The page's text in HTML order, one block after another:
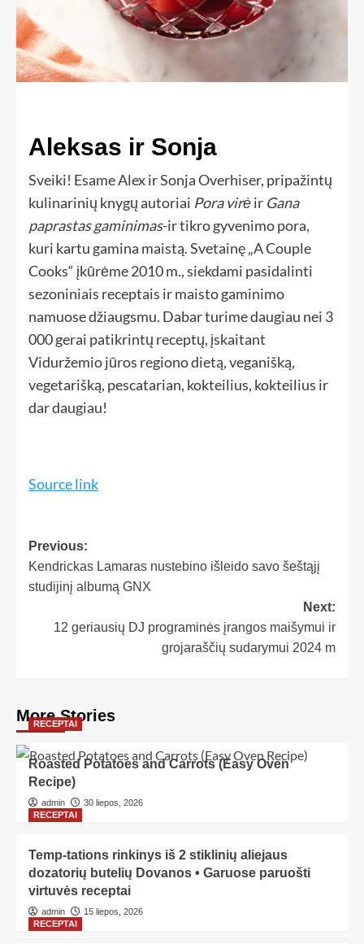
Aleksas ir Sonja
Sveiki! Esame Alex ir Sonja Overhiser, pripažintų
kulinarinių knygų autoriai Pora virėir Gana
paprastas gaminimas-ir tikro gyvenimo pora,
kuri kartu gamina maistą. Svetainę „A Couple
Cooks“ įkūrėme 2010 m., siekdami pasidalinti
sezoniniais receptais ir maisto gaminimo
namuose džiaugsmu. Dabar turime daugiau nei 3
000 gerai patikrintų receptų, įskaitant
Viduržemio jūros regiono dietą, veganišką,
vegetarišką, pescatarian, kokteilius, kokteilius ir
dar daugiau!
Source link
Previous:
Kendrickas Lamaras nustebino išleido savo šeštąjį
studijinį albumą GNX
Next:
12 geriausių DJ programinės įrangos maišymui ir
grojaraščių sudarymui 2024 m
More Stories
RECEPTAI
Roasted Potatoes and Carrots (Easy Oven
Recipe)
admin
30 liepos, 2026
RECEPTAI
Temp-tations rinkinys iš 2 stiklinių aliejaus
dozatorių butelių Dovanos • Garuose paruošti
virtuvės receptai
admin
15 liepos, 2026
RECEPTAI